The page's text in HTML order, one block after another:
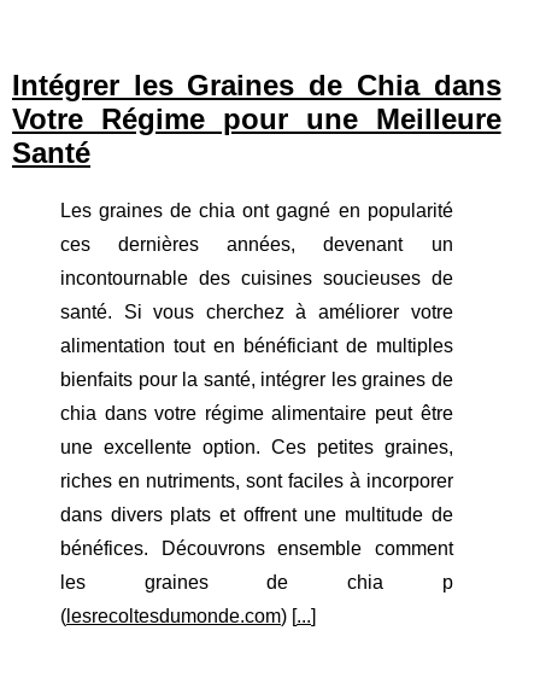
Intégrer les Graines de Chia dans
Votre Régime pour une Meilleure
Santé
Les graines de chia ont gagné en popularité
ces dernières années, devenant un
incontournable des cuisines soucieuses de
santé. Si vous cherchez à améliorer votre
alimentation tout en bénéficiant de multiples
bienfaits pour la santé, intégrer les graines de
chia dans votre régime alimentaire peut être
une excellente option. Ces petites graines,
riches en nutriments, sont faciles à incorporer
dans divers plats et offrent une multitude de
bénéfices. Découvrons ensemble comment
les graines de chia p
( lesrecoltesdumonde.com) [...]